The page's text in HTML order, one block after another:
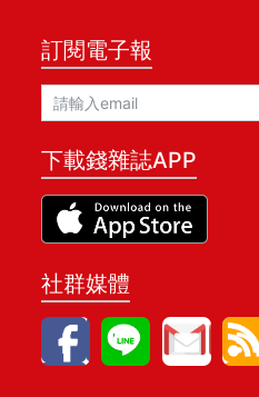
訂閱電子報
下載錢雜誌APP
社群媒體